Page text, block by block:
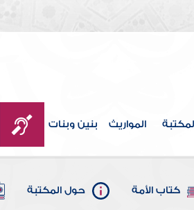
المواريث بنين وبنات
كتاب الأمة حول المكتبة